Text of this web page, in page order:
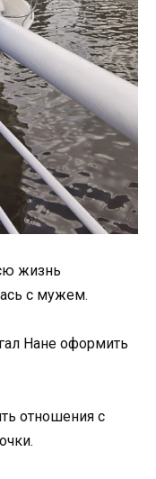
жизнь
с мужем.
Нане оформить
отношения с